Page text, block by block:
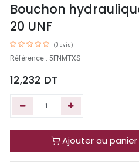
Bouchon
20 UNF
(0 avis)
Référence : 5FNMTXS
12,232 DT
Ajouter au panier